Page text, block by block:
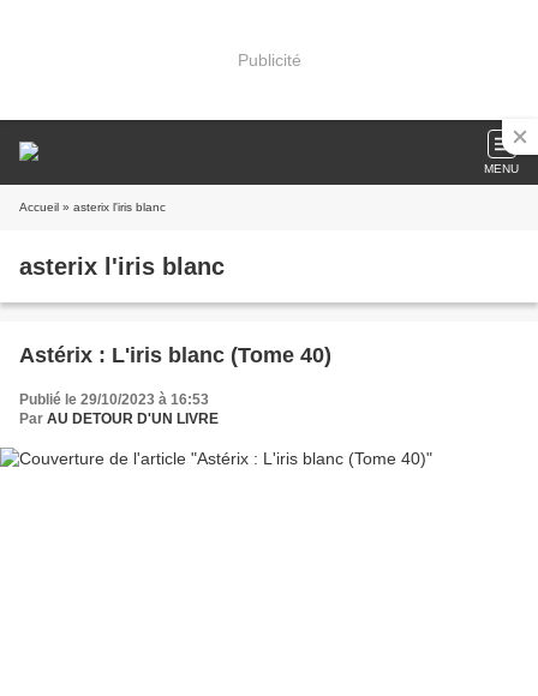
Publicité
MENU
Accueil » asterix l'iris blanc
asterix l'iris blanc
Astérix : L'iris blanc (Tome 40)
Publié le 29/10/2023 à 16:53
Par AU DETOUR D'UN LIVRE